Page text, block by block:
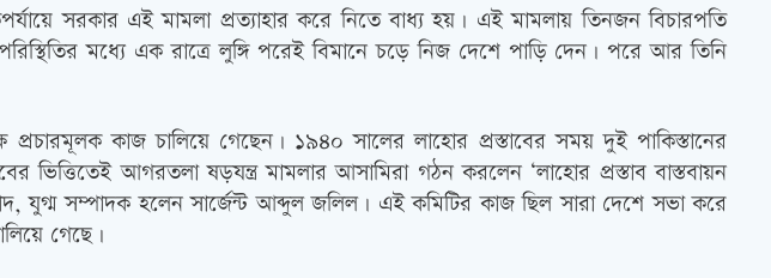
সরকার এই মামলা প্রত্যাহার করে নিতে বাধ্য হয়। এই মামলায় তিনজন বিচারপতি
মধ্যে এক রাত্রে লুঙ্গি পরেই বিমানে চড়ে নিজ দেশে পাড়ি দেন। পরে আর তিনি
কাজ চালিয়ে গেছেন। ১৯৪০ সালের লাহোর প্রস্তাবের সময় দুই পাকিস্তানের
ভিত্তিতেই আগরতলা ষড়যন্ত্র মামলার আসামিরা গঠন করলেন ‘লাহোর প্রস্তাব বাস্তবায়ন
সম্পাদক হলেন সার্জেন্ট আব্দুল জলিল। এই কমিটির কাজ ছিল সারা দেশে সভা করে
গেছে।